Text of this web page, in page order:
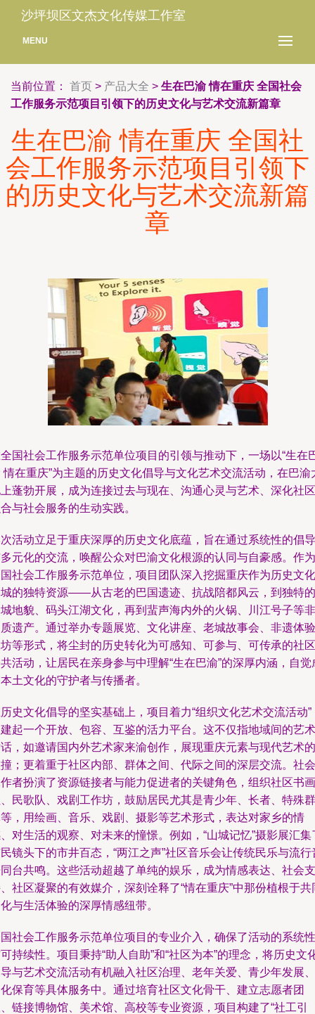
沙坪坝区文杰文化传媒工作室
MENU
当前位置： 首页 > 产品大全 > 生在巴渝 情在重庆 全国社会
工作服务示范项目引领下的历史文化与艺术交流新篇章
生在巴渝 情在重庆 全国社
会工作服务示范项目引领下
的历史文化与艺术交流新篇
章
国社会工作服务示范单位项目的引领与推动下，一场以“生在
情在重庆”为主题的历史文化倡导与文化艺术交流活动，在巴渝
蓬勃开展，成为连接过去与现在、沟通心灵与艺术、深化社区
与社会服务的生动实践。
活动立足于重庆深厚的历史文化底蕴，旨在通过系统性的倡导
元化的交流，唤醒公众对巴渝文化根源的认同与自豪感。作为
社会工作服务示范单位，项目团队深入挖掘重庆作为历史文化
的独特资源——从古老的巴国遗迹、抗战陪都风云，到独特的
地貌、码头江湖文化，再到蜚声海内外的火锅、川江号子等非
遗产。通过举办专题展览、文化讲座、老城故事会、非遗体验
等形式，将尘封的历史转化为可感知、可参与、可传承的社区
活动，让居民在亲身参与中理解“生在巴渝”的深厚内涵，自觉
土文化的守护者与传播者。
史文化倡导的坚实基础上，项目着力“组织文化艺术交流活动”
起一个开放、包容、互鉴的活力平台。这不仅指地域间的艺术
，如邀请国内外艺术家来渝创作，展现重庆元素与现代艺术的
；更着重于社区内部、群体之间、代际之间的深层交流。社会
者扮演了资源链接者与能力促进者的关键角色，组织社区书画
民歌队、戏剧工作坊，鼓励居民尤其是青少年、长者、特殊群
，用绘画、音乐、戏剧、摄影等艺术形式，表达对家乡的情
对生活的观察、对未来的憧憬。例如，“山城记忆”摄影展汇集
镜头下的市井百态，“两江之声”社区音乐会让传统民乐与流行
台共鸣。这些活动超越了单纯的娱乐，成为情感表达、社会支
社区凝聚的有效媒介，深刻诠释了“情在重庆”中那份植根于共
与生活体验的深厚情感纽带。
社会工作服务示范单位项目的专业介入，确保了活动的系统性
持续性。项目秉持“助人自助”和“社区为本”的理念，将历史文
与艺术交流活动有机融入社区治理、老年关爱、青少年发展、
保育等具体服务中。通过培育社区文化骨干、建立志愿者团
链接博物馆、美术馆、高校等专业资源，项目构建了“社工引